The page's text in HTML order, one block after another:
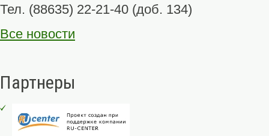
Тел. (88635) 22-21-40 (доб. 134)
Все новости
Партнеры